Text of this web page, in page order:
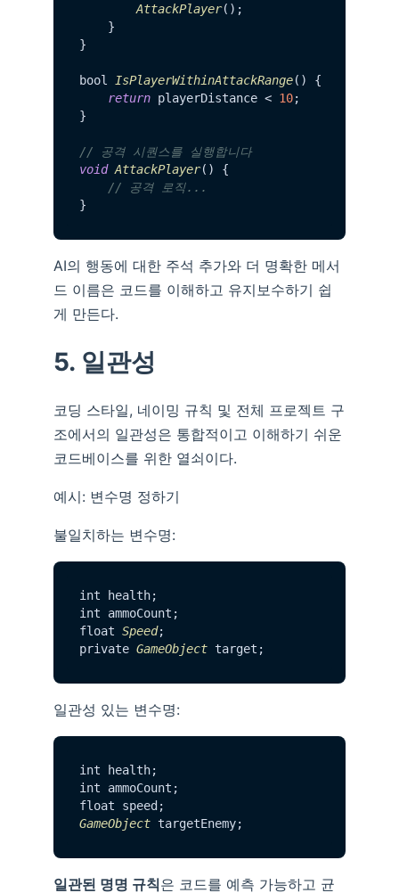
AttackPlayer();
    }
}
bool IsPlayerWithinAttackRange() {
return playerDistance < 10;
}
// 공격 시퀀스를 실행합니다
void AttackPlayer() {
// 공격 로직...
AI의 행동에 대한 주석 추가와 더 명확한 메서
드 이름은 코드를 이해하고 유지보수하기 쉽
게 만든다.
5. 일관성
코딩 스타일, 네이밍 규칙 및 전체 프로젝트 구
조에서의 일관성은 통합적이고 이해하기 쉬운
코드베이스를 위한 열쇠이다.
예시: 변수명 정하기
불일치하는 변수명:
int health;
int ammoCount;
float Speed;
private GameObject
일관성 있는 변수명:
int health;
int ammoCount;
GameObject
일관된 명명 규칙은 코드를 예측 가능하고 균